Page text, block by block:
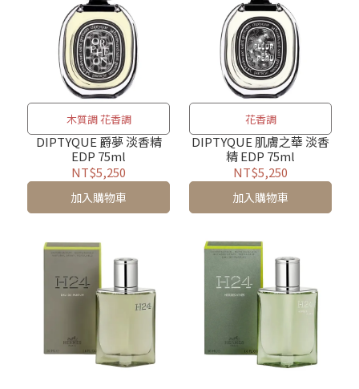
木質調 花香調
DIPTYQUE 爵夢 淡香精
EDP 75ml
NT$5,250
加入購物車
花香調
DIPTYQUE 肌膚之華 淡香
精 EDP 75ml
NT$5,250
加入購物車